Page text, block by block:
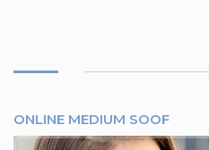
ONLINE MEDIUM SOOF